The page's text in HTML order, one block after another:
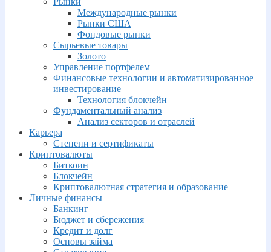
Международные рынки
Рынки США
Фондовые рынки
Сырьевые товары
Золото
Управление портфелем
Финансовые технологии и автоматизированное
инвестирование
Технология блокчейн
Фундаментальный анализ
Анализ секторов и отраслей
Карьера
Степени и сертификаты
Криптовалюты
Биткоин
Блокчейн
Криптовалютная стратегия и образование
Личные финансы
Банкинг
Бюджет и сбережения
Кредит и долг
Основы займа